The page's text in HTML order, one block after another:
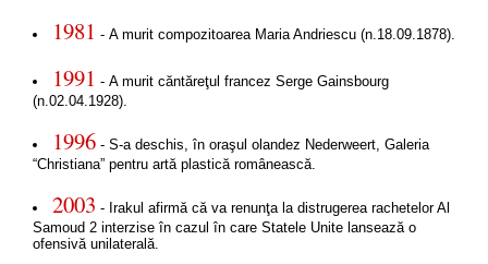
1981 - A murit compozitoarea Maria Andriescu (n.18.09.1878).
1991 - A murit căntăreţul francez Serge Gainsbourg
(n.02.04.1928).
1996- S-a deschis, în oraşul olandez Nederweert, Galeria
“Christiana” pentru artă plastică românească.
2003 - Irakul afirmă că va renunţa la distrugerea rachetelor Al
Samoud 2 interzise în cazul în care Statele Unite lansează o
ofensivă unilaterală.